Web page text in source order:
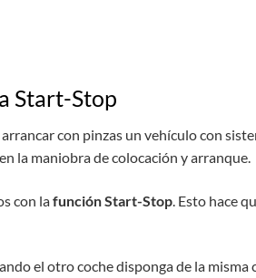
Start-Stop
con pinzas un vehículo con
la maniobra de colocación y arranque.
con lafunción Start-Stop . Esto hace
el otro coche disponga de la